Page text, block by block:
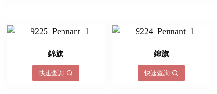
錦旗
快速查詢
錦旗
快速查詢